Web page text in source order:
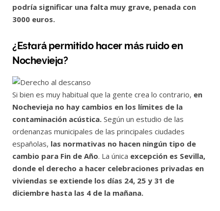
podría significar una falta muy grave, penada con
3000 euros.
¿Estará permitido hacer más ruido en
Nochevieja?
Si bien es muy habitual que la gente crea lo contrario, en
Nochevieja no hay cambios en los límites de la
contaminación acústica. Según un estudio de las
ordenanzas municipales de las principales ciudades
españolas, las normativas no hacen ningún tipo de
cambio para Fin de Año. La única excepción es Sevilla,
donde el derecho a hacer celebraciones privadas en
viviendas se extiende los días 24, 25 y 31 de
diciembre hasta las 4 de la mañana.